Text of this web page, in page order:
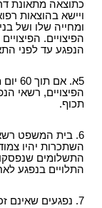
ויישא בהוצאות
ומחייה שלו ושל
הפיצויים.
הנפגע עד לפני
5א.
הפיצויים, רשאי
תכוף.
6. בית המשפט
השתכרות יהיו
התשלומים
התלויים בנפגע
7. נפגעים שאינם זכאים לפיצויים הם: